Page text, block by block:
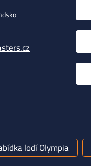
lodí Olympia